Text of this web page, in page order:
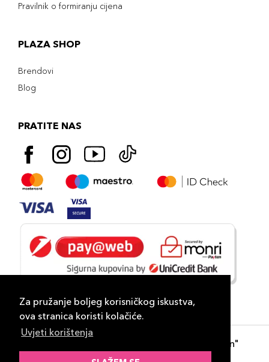
Za pružanje boljeg korisničkog iskustva,
ova stranica koristi kolačiće.
Uvjeti korištenja
Pravilnik o formiranju cijena
PLAZA SHOP
Brendovi
Blog
PRATITE NAS
- "DP Lux Distribution"
d.o.o. Banja Luka